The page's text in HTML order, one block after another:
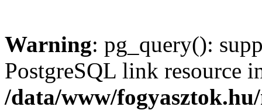
Warning: pg_query():
PostgreSQL link resource
/data/www/